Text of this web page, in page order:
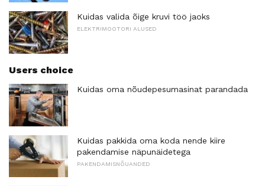
Kuidas valida õige kruvi töö jaoks
ELEKTRIMOOTORI ALUSED
Users choice
Kuidas oma nõudepesumasinat parandada
Kuidas pakkida oma koda nende kiire
pakendamise näpunäidetega
PAKENDAMISNÕUANDED